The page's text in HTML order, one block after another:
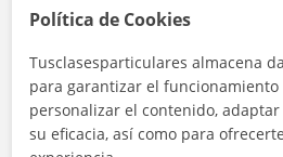
Política de Cookies
Tusclasesparticulares almacena
para garantizar el funcionamiento
personalizar el contenido,
su eficacia, así como para